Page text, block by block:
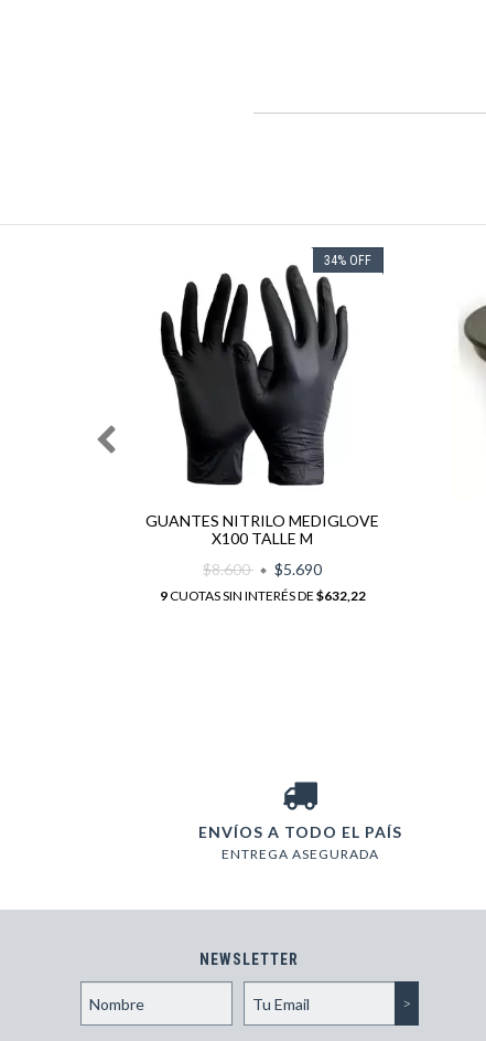
34% OFF
GUANTES NITRILO MEDIGLOVE
X100 TALLE M
$8.600
$5.690
9CUOTAS SIN INTERÉS DE $632,22
ENVÍOS A TODO EL PAÍS
ENTREGA ASEGURADA
NEWSLETTER